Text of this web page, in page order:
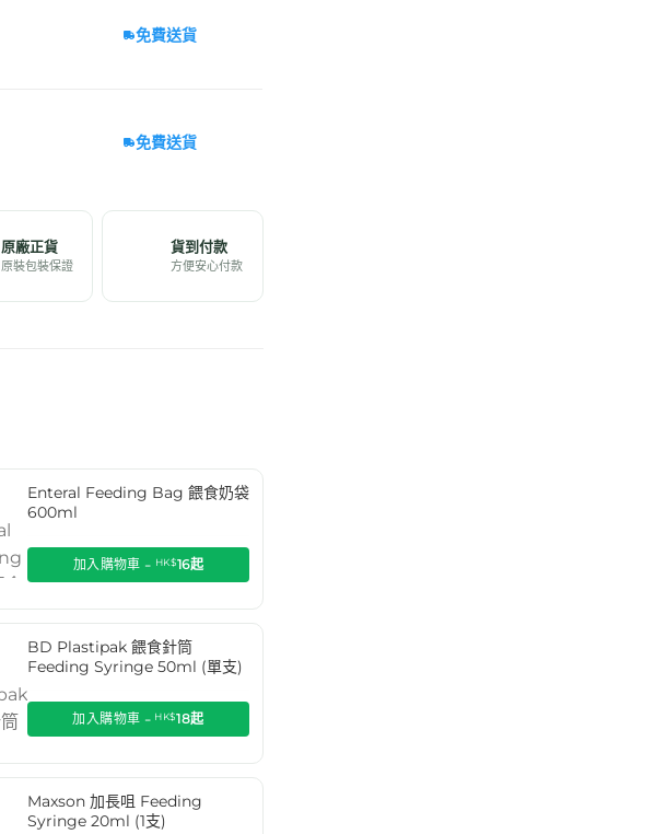
免費送貨
免費送貨
原廠正貨
原裝包裝保證
貨到付款
方便安心付款
Enteral Feeding Bag 餵食奶袋
600ml
加入購物車 - HK$16起
BD Plastipak 餵食針筒
Feeding Syringe 50ml (單支)
加入購物車 - HK$18起
Maxson 加長咀 Feeding
Syringe 20ml (1支)